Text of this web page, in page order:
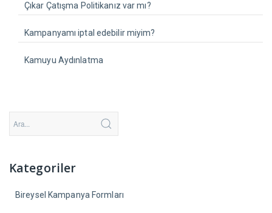
Çıkar Çatışma Politikanız var mı?
Kampanyamı iptal edebilir miyim?
Kamuyu Aydınlatma
Kategoriler
Bireysel Kampanya Formları